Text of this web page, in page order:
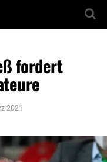
fordert
2021